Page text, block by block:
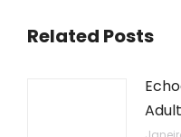
Related Posts